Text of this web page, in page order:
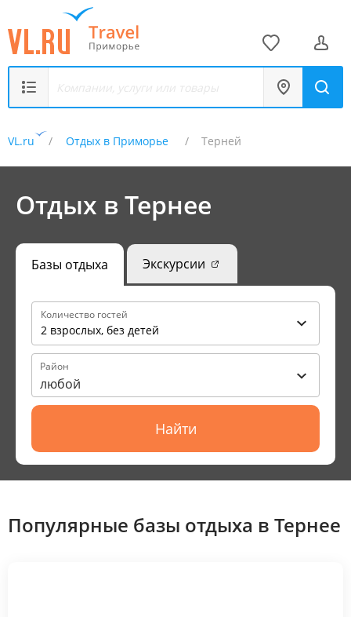
VL.ru Отдых в Приморье Терней
Отдых в Тернее
Базы отдыха Экскурсии
Количество гостей
2 взрослых, без детей
Район
любой
Найти
Популярные базы отдыха в Тернее